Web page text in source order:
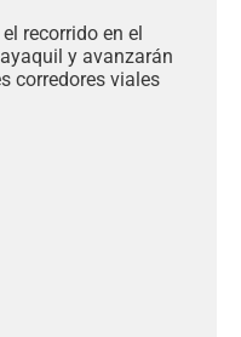
recorrido en el
y avanzarán
corredores viales